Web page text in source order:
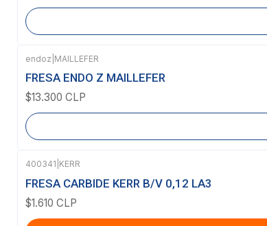
Agotado
endoz MAILLEFER
FRESA ENDO Z MAILLEFER
$13.300 CLP
400341 KERR
FRESA CARBIDE KERR B/V 0,12 LA3
$1.610 CLP